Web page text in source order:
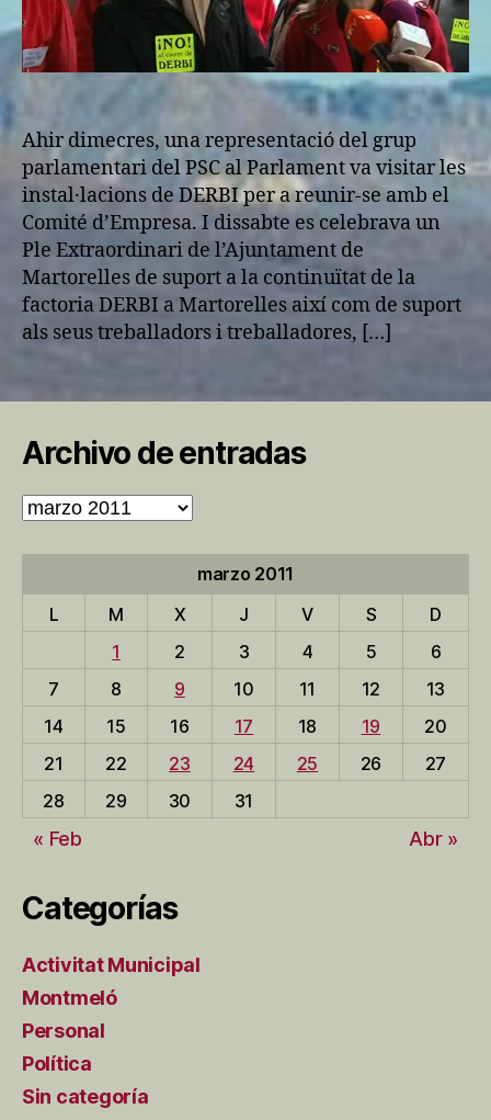
Ahir dimecres, una representació del grup
parlamentari del PSC al Parlament va visitar les
instal·lacions de DERBI per a reunir-se amb el
Comité d’Empresa. I dissabte es celebrava un
Ple Extraordinari de l’Ajuntament de
Martorelles de suport a la continuïtat de la
factoria DERBI a Martorelles així com de suport
als seus treballadors i treballadores, […]
Archivo de entradas
Archivo
de
entradas
marzo 2011
L
M X J V S
D
1
2 3 4 5
6
7
8 9 10 11 12
13
14
15 16 17 18 19
20
21
22 23 24 25 26
27
28
29 30 31
« Feb Abr »
Categorías
Activitat Municipal
Montmeló
Personal
Política
Sin categoría